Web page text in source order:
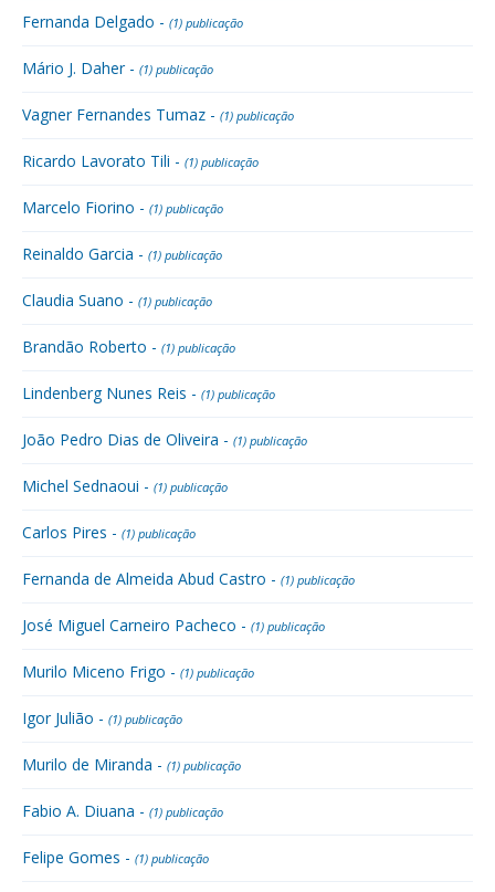
Fernanda Delgado - (1) publicação
Mário J. Daher - (1) publicação
Vagner Fernandes Tumaz - (1) publicação
Ricardo Lavorato Tili - (1) publicação
Marcelo Fiorino - (1) publicação
Reinaldo Garcia - (1) publicação
Claudia Suano - (1) publicação
Brandão Roberto - (1) publicação
Lindenberg Nunes Reis - (1) publicação
João Pedro Dias de Oliveira - (1) publicação
Michel Sednaoui - (1) publicação
Carlos Pires - (1) publicação
Fernanda de Almeida Abud Castro - (1) publicação
José Miguel Carneiro Pacheco - (1) publicação
Murilo Miceno Frigo - (1) publicação
Igor Julião - (1) publicação
Murilo de Miranda - (1) publicação
Fabio A. Diuana - (1) publicação
Felipe Gomes - (1) publicação